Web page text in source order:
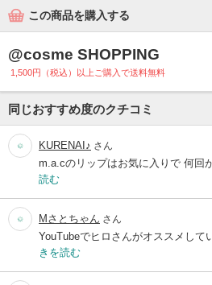
この商品を購入する
@cosme SHOPPING
1,500円（税込）以上ご購入で送料無料
同じおすすめ度のクチコミ
KURENAI♪ さん
m.a.cのリップはお気に入りで 何回
読む
Mさとちゃん さん
YouTubeでヒロさんがオススメし
きを読む